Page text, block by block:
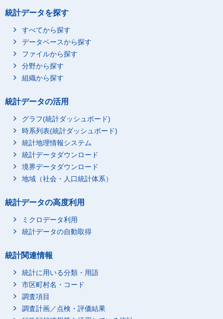
統計データを探す
すべてから探す
データベースから探す
ファイルから探す
分野から探す
組織から探す
統計データの活用
グラフ(統計ダッシュボード)
時系列表(統計ダッシュボード)
統計地理情報システム
統計データダウンロード
境界データダウンロード
地域（社会・人口統計体系）
統計データの高度利用
ミクロデータ利用
統計データの自動取得
統計関連情報
統計に用いる分類・用語
市区町村名・コード
調査項目
調査計画／点検・評価結果